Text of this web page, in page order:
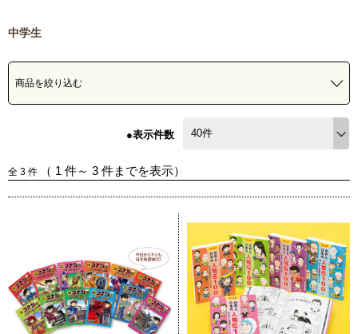
中学生
商品を絞り込む
●表示件数
全 3 件 （ 1 件～ 3 件までを表示）